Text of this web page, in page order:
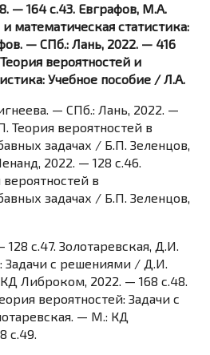
— 164 c.43. Евграфов, М.А.
математическая статистика:
— СПб.: Лань, 2022. — 416
вероятностей и
Учебное пособие / Л.А.
— СПб.: Лань, 2022. —
Теория вероятностей в
задачах / Б.П. Зеленцов,
2022. — 128 c.46.
в
задачах / Б.П. Зеленцов,
c.47. Золотаревская, Д.И.
Задачи с решениями / Д.И.
Либроком, 2022. — 168 c.48.
вероятностей: Задачи с
— М.: КД
c.49.